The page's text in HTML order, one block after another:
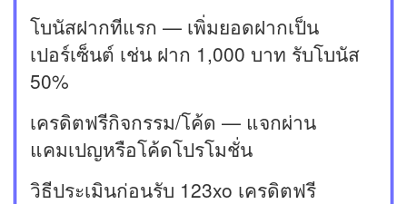
โบนัสฝากทีแรก — เพิ่มยอดฝากเป็น
เปอร์เซ็นต์ เช่น ฝาก 1,000 บาท รับโบนัส
50%
เครดิตฟรีกิจกรรม/โค้ด — แจกผ่าน
แคมเปญหรือโค้ดโปรโมชั่น
วิธีประเมินก่อนรับ 123xo เครดิตฟรี